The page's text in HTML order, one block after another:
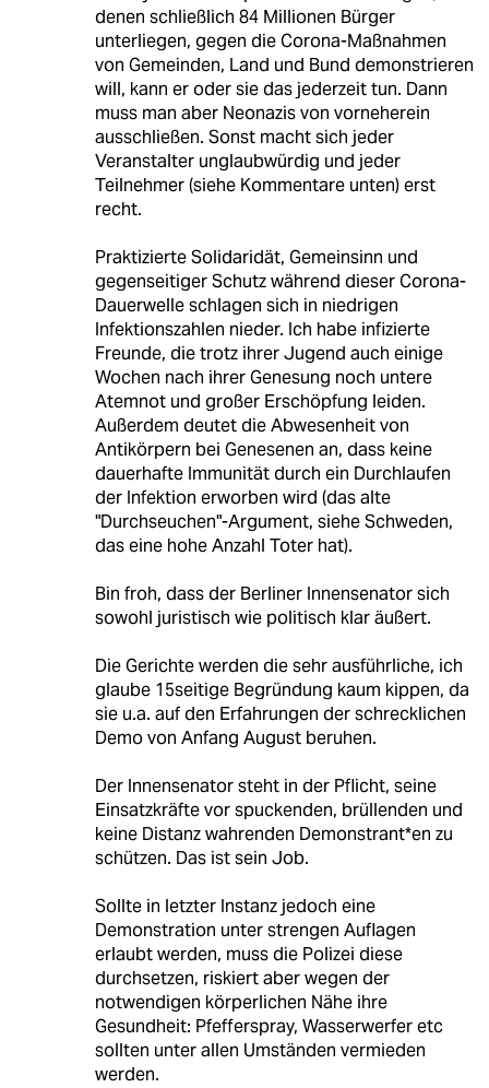
denen schließlich 84 Millionen Bürger
unterliegen, gegen die Corona-Maßnahmen
von Gemeinden, Land und Bund demonstrieren
will, kann er oder sie das jederzeit tun. Dann
muss man aber Neonazis von vorneherein
ausschließen. Sonst macht sich jeder
Veranstalter unglaubwürdig und jeder
Teilnehmer (siehe Kommentare unten) erst
recht.
Praktizierte Solidaridät, Gemeinsinn und
gegenseitiger Schutz während dieser Corona-
Dauerwelle schlagen sich in niedrigen
Infektionszahlen nieder. Ich habe infizierte
Freunde, die trotz ihrer Jugend auch einige
Wochen nach ihrer Genesung noch untere
Atemnot und großer Erschöpfung leiden.
Außerdem deutet die Abwesenheit von
Antikörpern bei Genesenen an, dass keine
dauerhafte Immunität durch ein Durchlaufen
der Infektion erworben wird (das alte
"Durchseuchen"-Argument, siehe Schweden,
das eine hohe Anzahl Toter hat).
Bin froh, dass der Berliner Innensenator sich
sowohl juristisch wie politisch klar äußert.
Die Gerichte werden die sehr ausführliche, ich
glaube 15seitige Begründung kaum kippen, da
sie u.a. auf den Erfahrungen der schrecklichen
Demo von Anfang August beruhen.
Der Innensenator steht in der Pflicht, seine
Einsatzkräfte vor spuckenden, brüllenden und
keine Distanz wahrenden Demonstrant*en zu
schützen. Das ist sein Job.
Sollte in letzter Instanz jedoch eine
Demonstration unter strengen Auflagen
erlaubt werden, muss die Polizei diese
durchsetzen, riskiert aber wegen der
notwendigen körperlichen Nähe ihre
Gesundheit: Pfefferspray, Wasserwerfer etc
sollten unter allen Umständen vermieden
werden.